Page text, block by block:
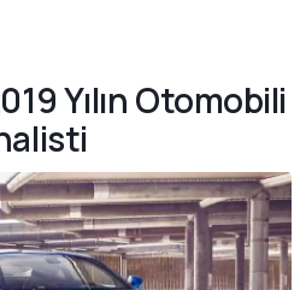
Yılın Otomobili